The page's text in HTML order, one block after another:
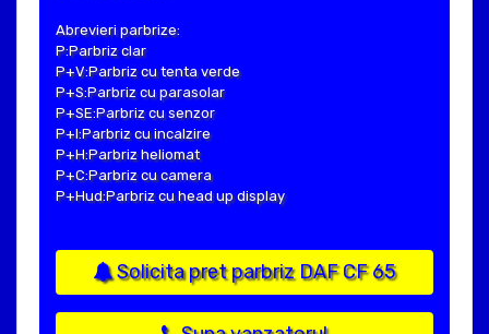
Abrevieri parbrize:
P:Parbriz clar
P+V:Parbriz cu tenta verde
P+S:Parbriz cu parasolar
P+SE:Parbriz cu senzor
P+I:Parbriz cu incalzire
P+H:Parbriz heliomat
P+C:Parbriz cu camera
P+Hud:Parbriz cu head up display
Solicita pret parbriz DAF CF 65